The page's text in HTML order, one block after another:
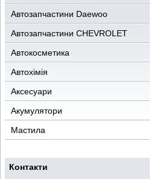
Автозапчастини Daewoo
Автозапчастини CHEVROLET
Автокосметика
Автохімія
Аксесуари
Акумулятори
Мастила
Контакти